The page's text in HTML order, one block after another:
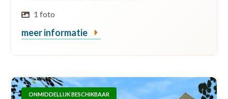
1 foto
meer informatie
ONMIDDELLIJK BESCHIKBAAR